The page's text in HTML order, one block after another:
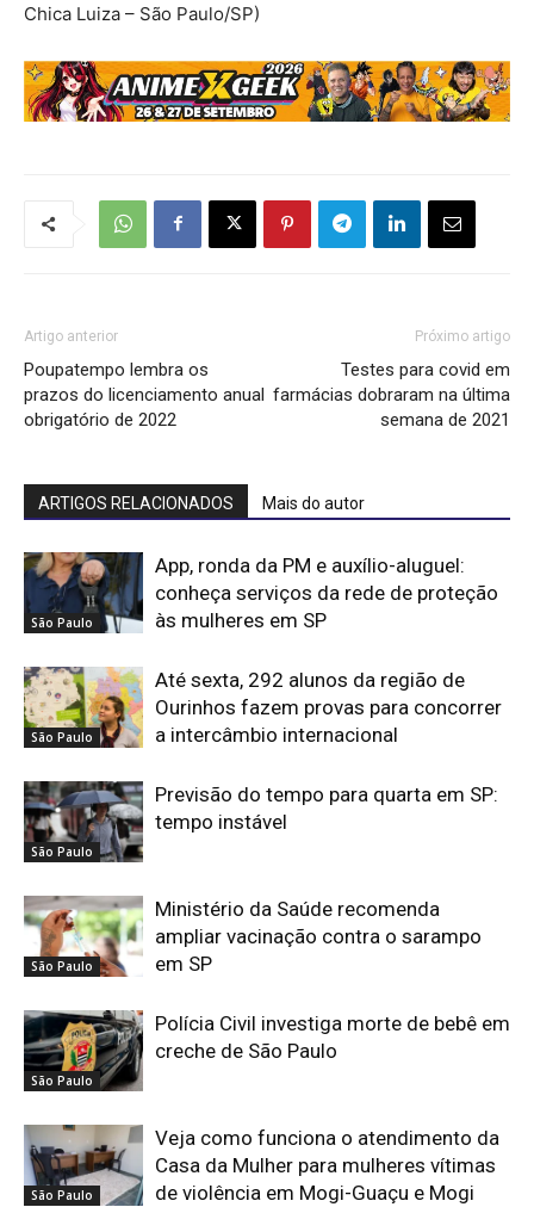
Chica Luiza – São Paulo/SP)
Artigo anterior
Poupatempo lembra os
prazos do licenciamento anual
obrigatório de 2022
Próximo artigo
Testes para covid em
farmácias dobraram na última
semana de 2021
ARTIGOS RELACIONADOS Mais do autor
São Paulo
App, ronda da PM e auxílio-aluguel:
conheça serviços da rede de proteção
às mulheres em SP
São Paulo
Até sexta, 292 alunos da região de
Ourinhos fazem provas para concorrer
a intercâmbio internacional
São Paulo
Previsão do tempo para quarta em SP:
tempo instável
São Paulo
Ministério da Saúde recomenda
ampliar vacinação contra o sarampo
em SP
São Paulo
Polícia Civil investiga morte de bebê em
creche de São Paulo
São Paulo
Veja como funciona o atendimento da
Casa da Mulher para mulheres vítimas
de violência em Mogi-Guaçu e Mogi